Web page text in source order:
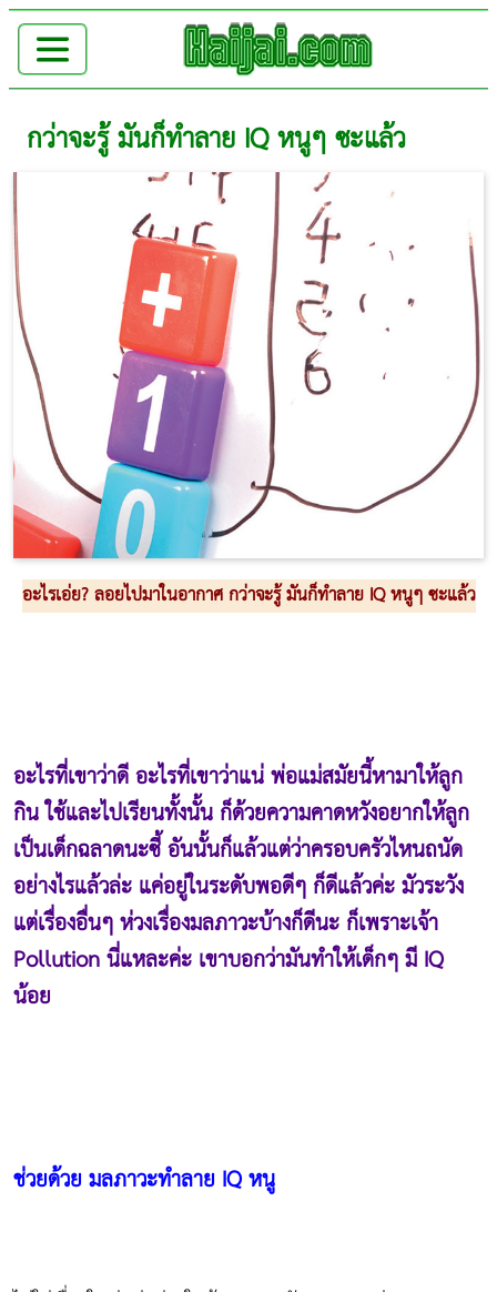
กว่าจะรู้ มันก็ทำลาย IQ หนูๆ ซะแล้ว
อะไรเอ่ย? ลอยไปมาในอากาศ กว่าจะรู้ มันก็ทำลาย IQ หนูๆ ซะแล้ว
อะไรที่เขาว่าดี อะไรที่เขาว่าแน่ พ่อแม่สมัยนี้หามาให้ลูก
กิน ใช้และไปเรียนทั้งนั้น ก็ด้วยความคาดหวังอยากให้ลูก
เป็นเด็กฉลาดนะซี้ อันนั้นก็แล้วแต่ว่าครอบครัวไหนถนัด
อย่างไรแล้วล่ะ แค่อยู่ในระดับพอดีๆ ก็ดีแล้วค่ะ มัวระวัง
แต่เรื่องอื่นๆ ห่วงเรื่องมลภาวะบ้างก็ดีนะ ก็เพราะเจ้า
Pollution นี่แหละค่ะ เขาบอกว่ามันทำให้เด็กๆ มี IQ
น้อย
ช่วยด้วย มลภาวะทำลาย IQ หนู